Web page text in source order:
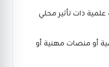
ذات تأثير محلي
أو منصات مهنية أو